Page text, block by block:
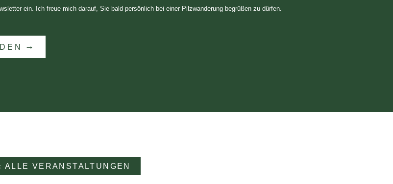
ein. Ich freue mich darauf, Sie bald persönlich bei einer Pilzwanderung begrüßen zu dürfen.
ALLE VERANSTALTUNGEN